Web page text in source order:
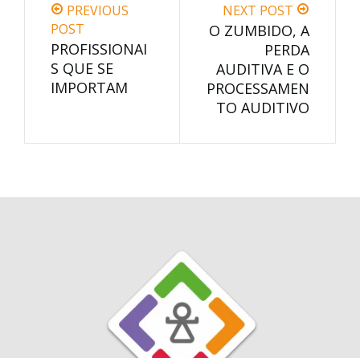
PREVIOUS
POST
PROFISSIONAI
S QUE SE
IMPORTAM
NEXT POST
O ZUMBIDO, A
PERDA
AUDITIVA E O
PROCESSAMEN
TO AUDITIVO